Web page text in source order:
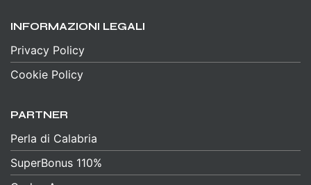
INFORMAZIONI LEGALI
Privacy Policy
Cookie Policy
PARTNER
Perla di Calabria
SuperBonus 110%